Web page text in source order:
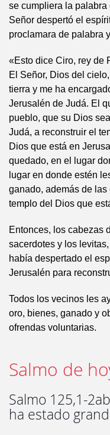
se cumpliera la palabra
Señor despertó el
proclamara de palabra
«Esto dice Ciro, rey de
El Señor, Dios del
tierra y me ha
Jerusalén de Judá. El
pueblo, que su Dios
Judá, a reconstruir el
Dios que está en
quedado, en el lugar
lugar en donde estén
ganado, además de las
templo del Dios que
Entonces, los cabezas
sacerdotes y los
había despertado el
Jerusalén para
Todos los vecinos les
oro, bienes, ganado y
ofrendas voluntarias.
Salmo de
Salmo 125,1-
ha estado